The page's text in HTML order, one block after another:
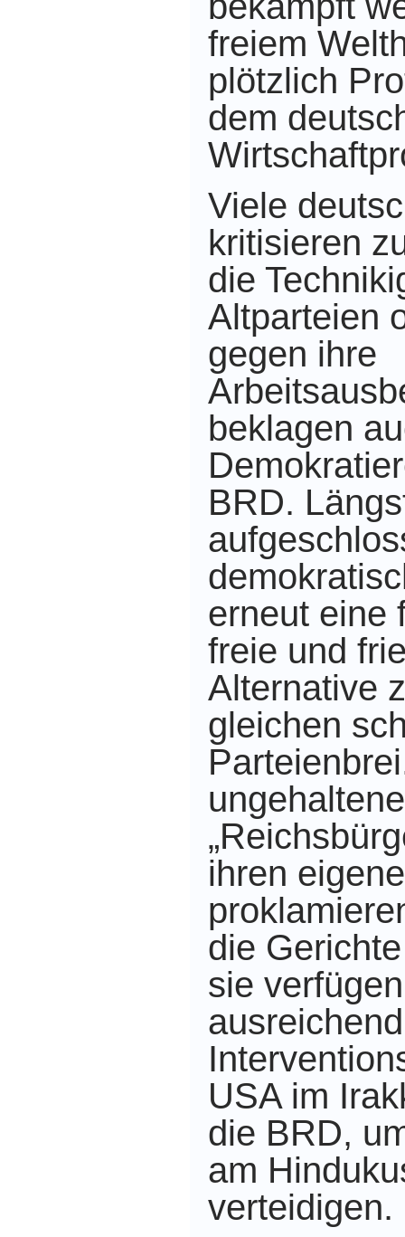
freiem
plötzlich
dem
Viele
kritisieren
die
Altparteien
gegen ihre
beklagen
BRD.
erneut eine
freie und
Alternative
gleichen
ihren
die
sie
ausreichend
USA im
die BRD,
am
verteidigen.